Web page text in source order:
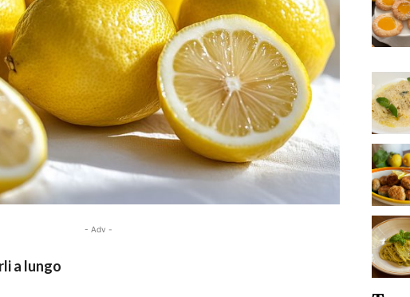
- Adv -
a lungo